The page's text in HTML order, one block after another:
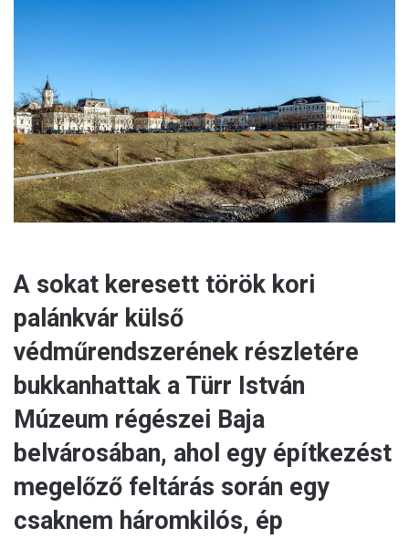
i
l
A sokat keresett török kori
palánkvár külső
védműrendszerének részletére
bukkanhattak a Türr István
Múzeum régészei Baja
belvárosában, ahol egy építkezést
megelőző feltárás során egy
csaknem háromkilós, ép